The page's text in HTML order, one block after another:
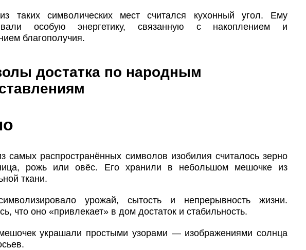
таких символических мест считался кухонный угол. Ему
особую энергетику, связанную с накоплением и
благополучия.
достатка по народным
самых распространённых символов изобилия считалось зерно
рожь или овёс. Его хранили в небольшом мешочке из
ткани.
урожай, сытость и непрерывность жизни.
что оно «привлекает» в дом достаток и стабильность.
украшали простыми узорами — изображениями солнца